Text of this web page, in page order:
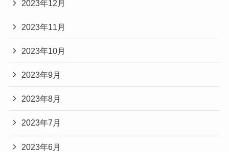
2023年12月
2023年11月
2023年10月
2023年9月
2023年8月
2023年7月
2023年6月